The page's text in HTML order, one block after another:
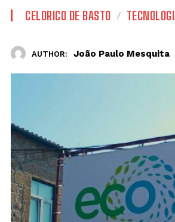
CELORICO DE BASTO
AUTHOR: João Paulo Mesquita